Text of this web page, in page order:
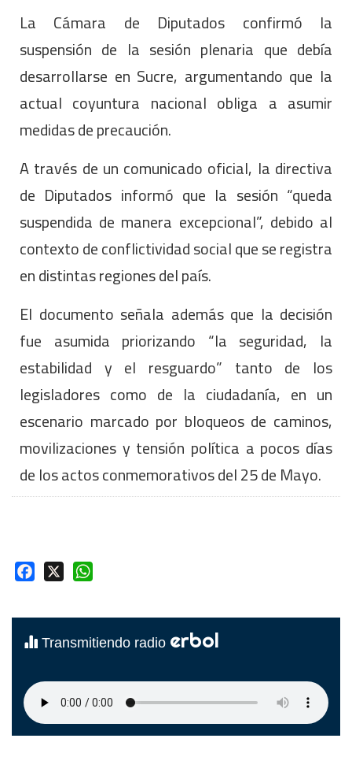
La Cámara de Diputados confirmó la
suspensión de la sesión plenaria que debía
desarrollarse en Sucre, argumentando que la
actual coyuntura nacional obliga a asumir
medidas de precaución.
A través de un comunicado oficial, la directiva
de Diputados informó que la sesión “queda
suspendida de manera excepcional”, debido al
contexto de conflictividad social que se registra
en distintas regiones del país.
El documento señala además que la decisión
fue asumida priorizando “la seguridad, la
estabilidad y el resguardo” tanto de los
legisladores como de la ciudadanía, en un
escenario marcado por bloqueos de caminos,
movilizaciones y tensión política a pocos días
de los actos conmemorativos del 25 de Mayo.
Facebook
Transmitiendo radio erbol